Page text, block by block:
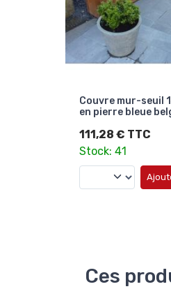
Couvre mur-seuil
en pierre bleue
111,28 € TTC
Stock: 41
Ces